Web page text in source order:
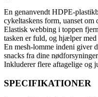
En genanvendt HDPE-
cykeltaskens form, uanset om
Elastisk webbing i toppen
tasken er fuld, og hjælper
En mesh-lomme indeni giver
snacks fra dine
Inkluderer flere aftagelige og
SPECIFIKATIONER